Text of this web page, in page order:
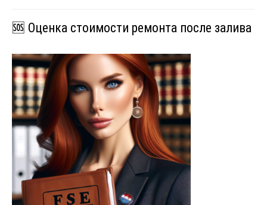
🆘 Оценка стоимости ремонта после залива